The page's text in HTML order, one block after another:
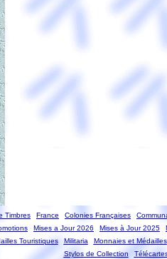
Timbres France Colonies Françaises
Mises a Jour 2026 Mises à Jour 2025
Touristiques Militaria
Monnaies et Médailles
Stylos de Collection